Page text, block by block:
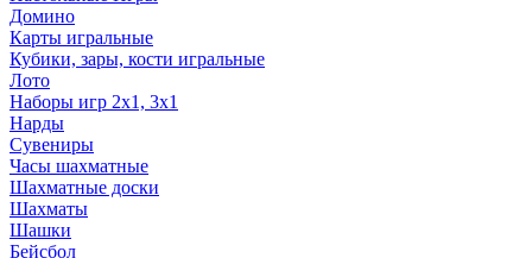
Домино
Карты игральные
Кубики, зары, кости игральные
Лото
Наборы игр 2х1, 3х1
Нарды
Сувениры
Часы шахматные
Шахматные доски
Шахматы
Шашки
Бейсбол